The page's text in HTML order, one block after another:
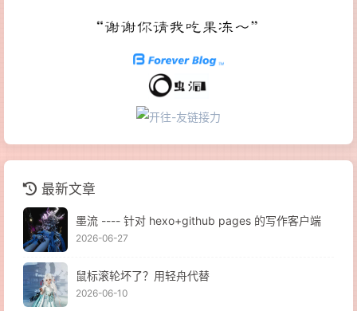
最新文章
墨流 ---- 针对 hexo+github pages 的写作客户端
2026-06-27
鼠标滚轮坏了？用轻舟代替
2026-06-10